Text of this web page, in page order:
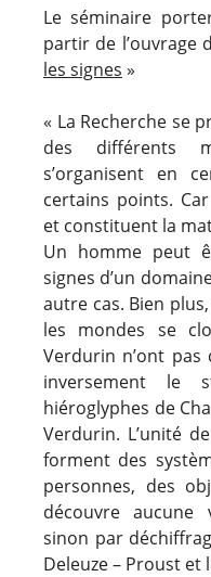
Le séminaire
partir de l’ouvrage
les signes »
« La Recherche se
des différents
s’organisent en
certains points.
et constituent la
Un homme peut
signes d’un
autre cas. Bien
les mondes se
Verdurin n’ont pas
inversement le
hiéroglyphes de
Verdurin. L’unité
forment des
personnes, des
découvre aucune
sinon par
Deleuze – Proust et